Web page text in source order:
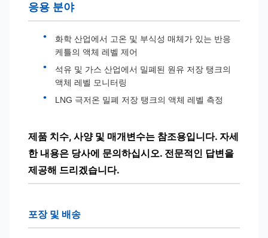
응용 분야
화학 산업에서 고온 및 부식성 매체가 있는 반응
케틀의 액체 레벨 제어
석유 및 가스 산업에서 밀폐된 원유 저장 탱크의
액체 레벨 모니터링
LNG 극저온 밀폐 저장 탱크의 액체 레벨 측정
제품 치수, 사양 및 매개변수는 참조용입니다. 자세
한 내용은 당사에 문의하십시오. 전문적인 답변을
제공해 드리겠습니다.
포장 및 배송